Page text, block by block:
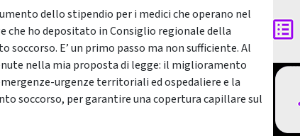
dello stipendio per i medici che operano nel
che ho depositato in Consiglio regionale della
E’ un primo passo ma non sufficiente. Al
nella mia proposta di legge: il miglioramento
urgenze territoriali ed ospedaliere e la
soccorso, per garantire una copertura capillare sul